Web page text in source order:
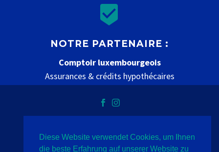


NOTRE PARTENAIRE :
Comptoir luxembourgeois
Assurances & crédits hypothécaires
Datenschutz Impressum Kontakt
Diese Website verwendet Cookies, um Ihnen
die beste Erfahrung auf unserer Website zu